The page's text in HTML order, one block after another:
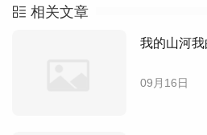
相关文章
我的山河
09月16日